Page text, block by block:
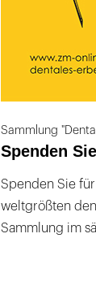
Sammlung
Spenden
Spenden Sie
weltgrößten
Sammlung im